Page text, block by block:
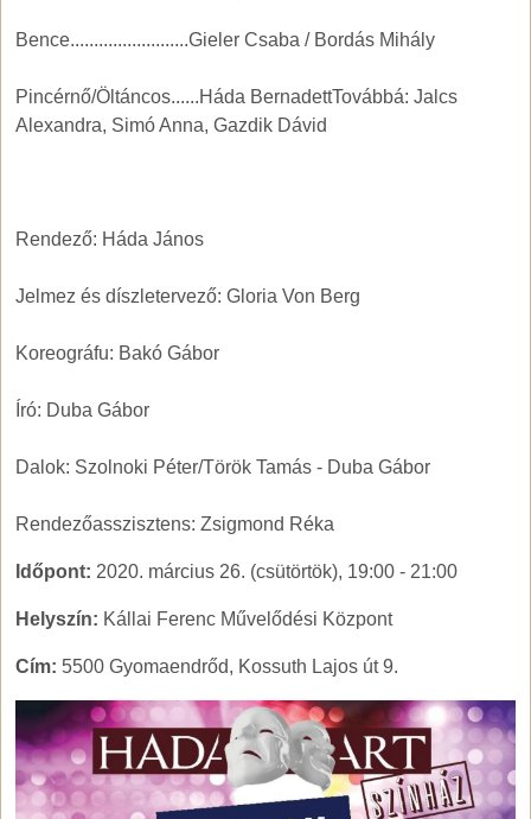
Bence.........................Gieler Csaba / Bordás Mihály
Pincérnő/Öltáncos......Háda BernadettTovábbá: Jalcs
Alexandra, Simó Anna, Gazdik Dávid
Rendező: Háda János
Jelmez és díszletervező: Gloria Von Berg
Koreográfu: Bakó Gábor
Író: Duba Gábor
Dalok: Szolnoki Péter/Török Tamás - Duba Gábor
Rendezőasszisztens: Zsigmond Réka
Időpont: 2020. március 26. (csütörtök), 19:00 - 21:00
Helyszín: Kállai Ferenc Művelődési Központ
Cím: 5500 Gyomaendrőd, Kossuth Lajos út 9.